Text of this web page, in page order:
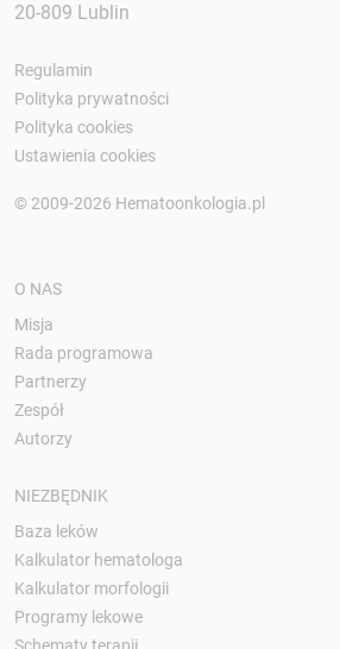
20-809 Lublin
Regulamin
Polityka prywatności
Polityka cookies
Ustawienia cookies
© 2009-2026 Hematoonkologia.pl
O NAS
Misja
Rada programowa
Partnerzy
Zespół
Autorzy
NIEZBĘDNIK
Baza leków
Kalkulator hematologa
Kalkulator morfologii
Programy lekowe